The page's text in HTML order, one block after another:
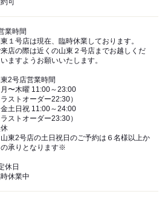
可
業時間
１号店は現在、臨時休業しております。
店の際は近くの山東２号店までお越しくだ
ますようお願いいたします。
2号店営業時間
月〜木曜 11:00～23:00
ラストオーダー22:30）
金土日祝 11:00～24:00
ラストオーダー23:30）
東2号店の土日祝日のご予約は６名様以上か
の承りとなります※
休日
休業中